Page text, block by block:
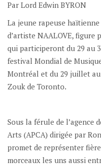
Par Lord Edwin BYRON
La jeune rapeuse
d’artiste NAALOVE,
qui participeront du 29 au
festival Mondial de
Montréal et du 29 juillet
Zouk de Toronto.
Sous la férule de l’agence
Arts (APCA) dirigée par
promet de représenter
morceaux les uns aussi